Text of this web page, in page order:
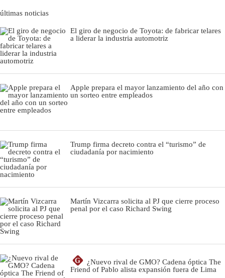
últimas noticias
El giro de negocio de Toyota: de fabricar telares
a liderar la industria automotriz
Apple prepara el mayor lanzamiento del año con
un sorteo entre empleados
Trump firma decreto contra el “turismo” de
ciudadanía por nacimiento
Martín Vizcarra solicita al PJ que cierre proceso
penal por el caso Richard Swing
G
¿Nuevo rival de GMO? Cadena óptica The
Friend of Pablo alista expansión fuera de Lima